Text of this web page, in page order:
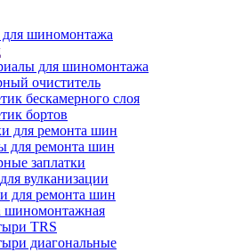
шиномонтажа
для шиномонтажа
очиститель
бескамерного слоя
бортов
для ремонта шин
для ремонта шин
заплатки
вулканизации
для ремонта шин
шиномонтажная
TRS
диагональные